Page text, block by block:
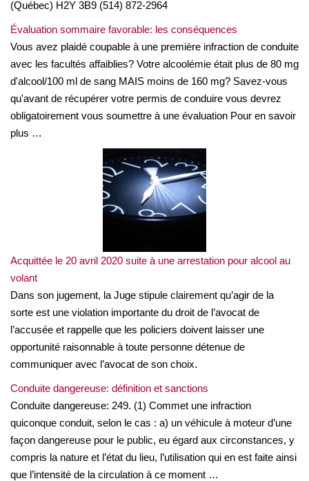
(Québec) H2Y 3B9 (514) 872-2964
Évaluation sommaire favorable: les conséquences
Vous avez plaidé coupable à une première infraction de conduite
avec les facultés affaiblies? Votre alcoolémie était plus de 80 mg
d'alcool/100 ml de sang MAIS moins de 160 mg? Savez-vous
qu'avant de récupérer votre permis de conduire vous devrez
obligatoirement vous soumettre à une évaluation Pour en savoir
plus …
Acquittée le 20 avril 2020 suite à une arrestation pour alcool au
volant
Dans son jugement, la Juge stipule clairement qu’agir de la
sorte est une violation importante du droit de l’avocat de
l’accusée et rappelle que les policiers doivent laisser une
opportunité raisonnable à toute personne détenue de
communiquer avec l’avocat de son choix.
Conduite dangereuse: définition et sanctions
Conduite dangereuse: 249. (1) Commet une infraction
quiconque conduit, selon le cas : a) un véhicule à moteur d’une
façon dangereuse pour le public, eu égard aux circonstances, y
compris la nature et l’état du lieu, l’utilisation qui en est faite ainsi
que l’intensité de la circulation à ce moment …